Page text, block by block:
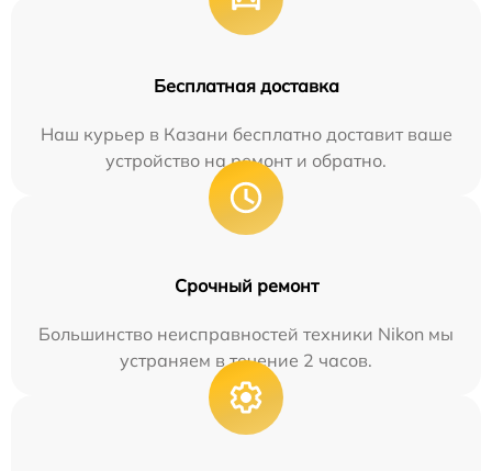
Бесплатная доставка
Наш курьер в Казани бесплатно доставит ваше
устройство на ремонт и обратно.
Срочный ремонт
Большинство неисправностей техники Nikon мы
устраняем в течение 2 часов.